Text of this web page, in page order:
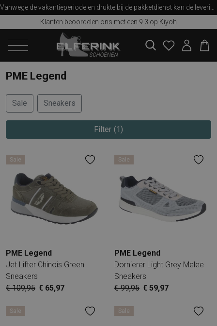
Klanten beoordelen ons met een 9.3 op Kiyoh
PME Legend
Sale Sneakers
Filter 1
Sale
PME Legend
Jet Lifter Chinois Green
Sneakers
€ 109,95 € 65,97
Sale
PME Legend
Dornierer Light Grey Melee
Sneakers
€ 99,95 € 59,97
Sale Sale